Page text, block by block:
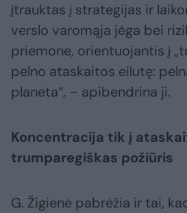
įtrauktas į strategijas ir
verslo varomąja jėga bei
priemone, orientuojantis į
pelno ataskaitos eilutę:
planeta“, – apibendrina ji.
Koncentracija tik į
trumparegiškas požiūris
G. Žigienė pabrėžia ir tai,